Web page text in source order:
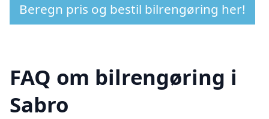
Beregn pris og bestil bilrengøring her!
FAQ om bilrengøring i
Sabro